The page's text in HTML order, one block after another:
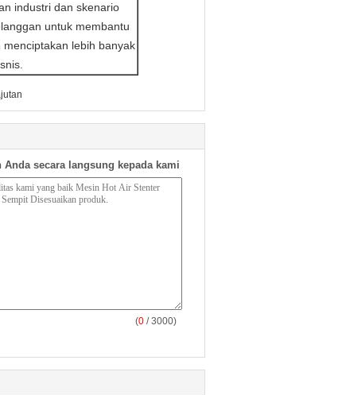
industri dan skenario
untuk membantu
menciptakan lebih banyak
secara langsung kepada kami
(0 / 3000)